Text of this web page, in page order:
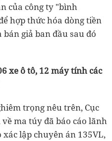
của công ty "bình
hợp thức hóa dòng tiền
giả ban đầu sau đó
xe ô tô, 12 máy tính các
trọng nêu trên, Cục
ma túy đã báo cáo lãnh
xác lập chuyên án 135VL,